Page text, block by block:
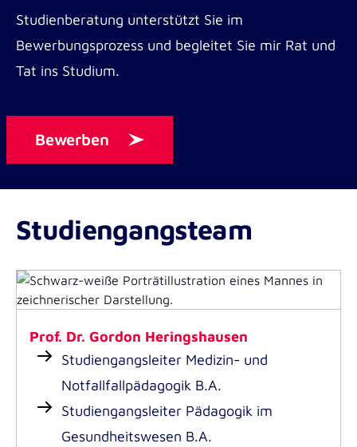
Kinderkrankenpfleger*in
Hebamme / Entbindungspfleger
Logopäd*in
Physiotherapeut*in
Rettungsassistent*in (+ Zusatzleistung)
Sie haben eine andere Berufsausbildung
absolviert? Sprechen Sie uns gerne an, ob
eine Zulassung möglich ist!
Studienberatung unterstützt Sie im
Bewerbungsprozess und begleitet Sie mir Rat und
Tat ins Studium.
Bewerben
Studiengangsteam
Prof. Dr. Gordon Heringshausen
Studiengangsleiter Medizin- und
Notfallfallpädagogik B.A.
Studiengangsleiter Pädagogik im
Gesundheitswesen B.A.